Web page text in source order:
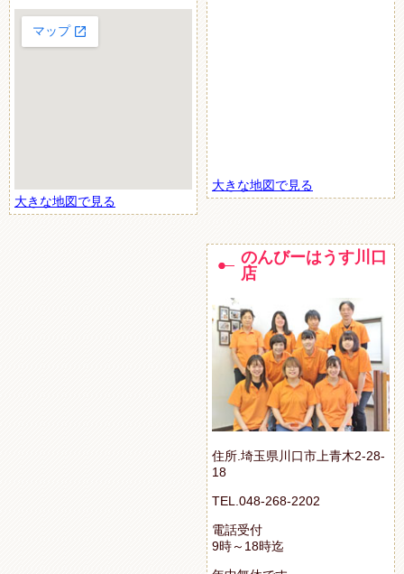
大きな地図で見る
大きな地図で見る
のんびーはうす川口
店
住所.埼玉県川口市上青木2-28-
18
TEL.048-268-2202
電話受付
9時～18時迄